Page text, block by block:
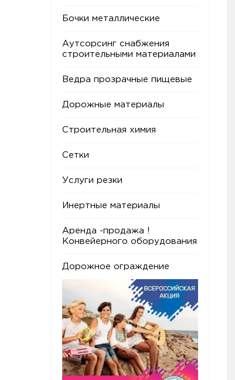
Бочки металлические
Аутсорсинг снабжения
строительными материалами
Ведра прозрачные пищевые
Дорожные материалы
Строительная химия
Сетки
Услуги резки
Инертные материалы
Аренда -продажа !
Конвейерного оборудования
Дорожное ограждение